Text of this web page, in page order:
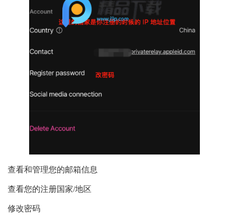
查看和管理您的邮箱信息
查看您的注册国家/地区
修改密码